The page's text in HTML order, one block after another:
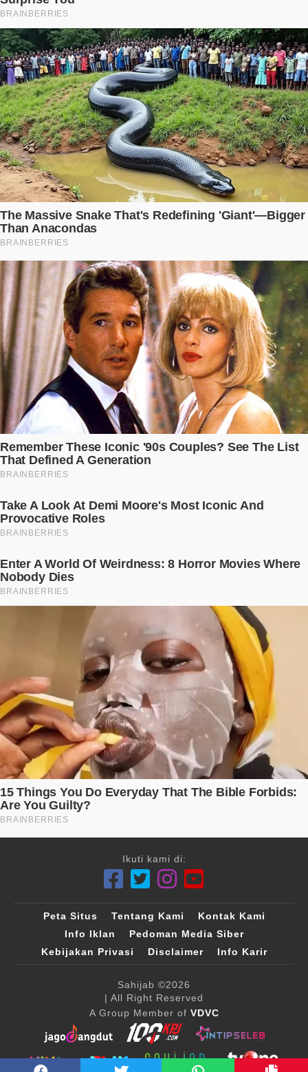
Ikuti kami di:
Peta Situs Tentang Kami
Kontak Kami
Info Iklan
Pedoman Media Siber
Kebijakan Privasi
Disclaimer Info Karir
Sahijab ©2026
| All Right Reserved
A Group Member of VDVC